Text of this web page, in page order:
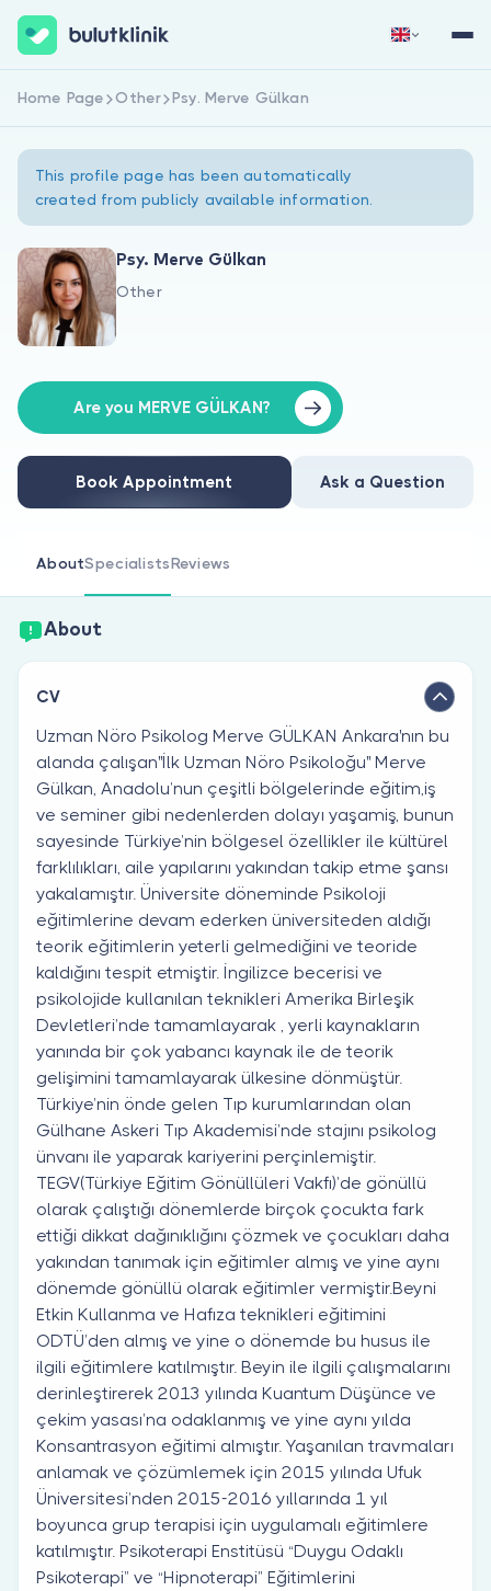
About Us
For Doctors
Are you a doctor?
Sign Up Now
Home Page Other Psy. Merve Gülkan
This profile page has been automatically
created from publicly available information.
Psy. Merve Gülkan
Other
Are you MERVE GÜLKAN?
Book Appointment Ask a Question
AboutSpecialistsReviews
About
CV
Uzman Nöro Psikolog Merve GÜLKAN Ankara'nın bu
alanda çalışan''İlk Uzman Nöro Psikoloğu'' Merve
Gülkan, Anadolu’nun çeşitli bölgelerinde eğitim,iş
ve seminer gibi nedenlerden dolayı yaşamiş, bunun
sayesinde Türkiye’nin bölgesel özellikler ile kültürel
farklılıkları, aile yapılarını yakından takip etme şansı
yakalamıştır. Üniversite döneminde Psikoloji
eğitimlerine devam ederken üniversiteden aldığı
teorik eğitimlerin yeterli gelmediğini ve teoride
kaldığını tespit etmiştir. İngilizce becerisi ve
psikolojide kullanılan teknikleri Amerika Birleşik
Devletleri’nde tamamlayarak , yerli kaynakların
yanında bir çok yabancı kaynak ile de teorik
gelişimini tamamlayarak ülkesine dönmüştür.
Türkiye’nin önde gelen Tıp kurumlarından olan
Gülhane Askeri Tıp Akademisi’nde stajını psikolog
ünvanı ile yaparak kariyerini perçinlemiştir.
TEGV(Türkiye Eğitim Gönüllüleri Vakfı)’de gönüllü
olarak çalıştığı dönemlerde birçok çocukta fark
ettiği dikkat dağınıklığını çözmek ve çocukları daha
yakından tanımak için eğitimler almış ve yine aynı
dönemde gönüllü olarak eğitimler vermiştir.Beyni
Etkin Kullanma ve Hafıza teknikleri eğitimini
ODTÜ’den almış ve yine o dönemde bu husus ile
ilgili eğitimlere katılmıştır. Beyin ile ilgili çalışmalarını
derinleştirerek 2013 yılında Kuantum Düşünce ve
çekim yasası’na odaklanmış ve yine aynı yılda
Konsantrasyon eğitimi almıştır. Yaşanılan travmaları
anlamak ve çözümlemek için 2015 yılında Ufuk
Üniversitesi’nden 2015-2016 yıllarında 1 yıl
boyunca grup terapisi için uygulamalı eğitimlere
katılmıştır. Psikoterapi Enstitüsü “Duygu Odaklı
Psikoterapi” ve “Hipnoterapi” Eğitimlerini